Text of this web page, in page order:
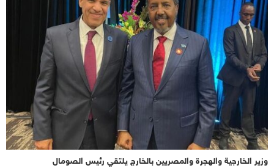
وزير الخارجية والهجرة والمصريين بالخارج يلتقي رئيس الصومال